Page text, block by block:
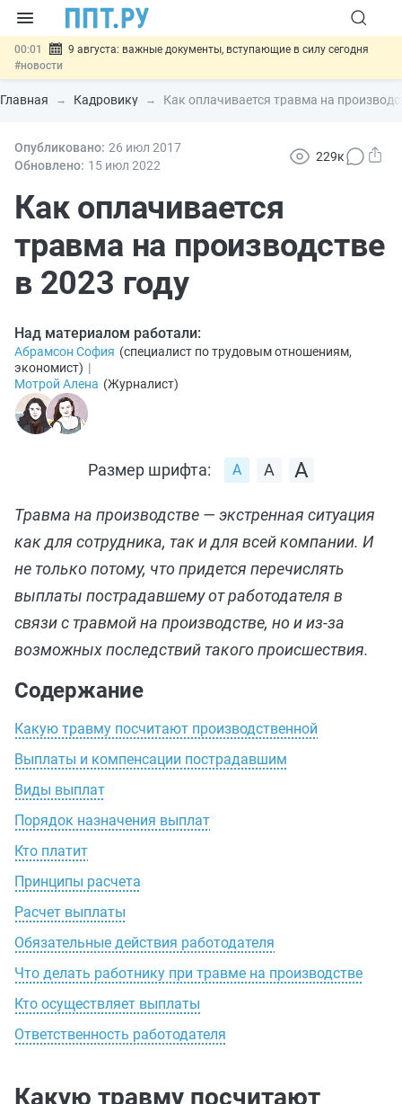
00:01
9 августа: важные документы, вступающие в силу сегодня
#новости
07.08 Подписан закон о блокировке продажи опасных товаров через
«Честный знак»#новости
07.08 Госпошлину за устранение ошибок в документах предлагают
отменить#новости
отношений
Главная Кадровику Как оплачивается травма на
Опубликовано: 26 июл 2017
Обновлено: 15 июл 2022
229к
Как оплачивается
травма на производстве
в 2023 году
Над материалом работали:
Абрамсон София (специалист по трудовым отношениям,
экономист) |
Мотрой Алена (Журналист)
Размер шрифта:
Травма на производстве — экстренная ситуация
как для сотрудника, так и для всей компании. И
не только потому, что придется перечислять
выплаты пострадавшему от работодателя в
связи с травмой на производстве, но и из-за
возможных последствий такого происшествия.
Содержание
Какую травму посчитают производственной
Выплаты и компенсации пострадавшим
Виды выплат
Порядок назначения выплат
Кто платит
Принципы расчета
Расчет выплаты
Обязательные действия работодателя
Что делать работнику при травме на производстве
Кто осуществляет выплаты
Ответственность работодателя
Какую травму посчитают